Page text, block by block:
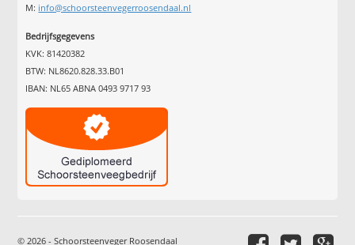
M: info@schoorsteenvegerroosendaal.nl
Bedrijfsgegevens
KVK: 81420382
BTW: NL8620.828.33.B01
IBAN: NL65 ABNA 0493 9717 93
© 2026 - Schoorsteenveger Roosendaal